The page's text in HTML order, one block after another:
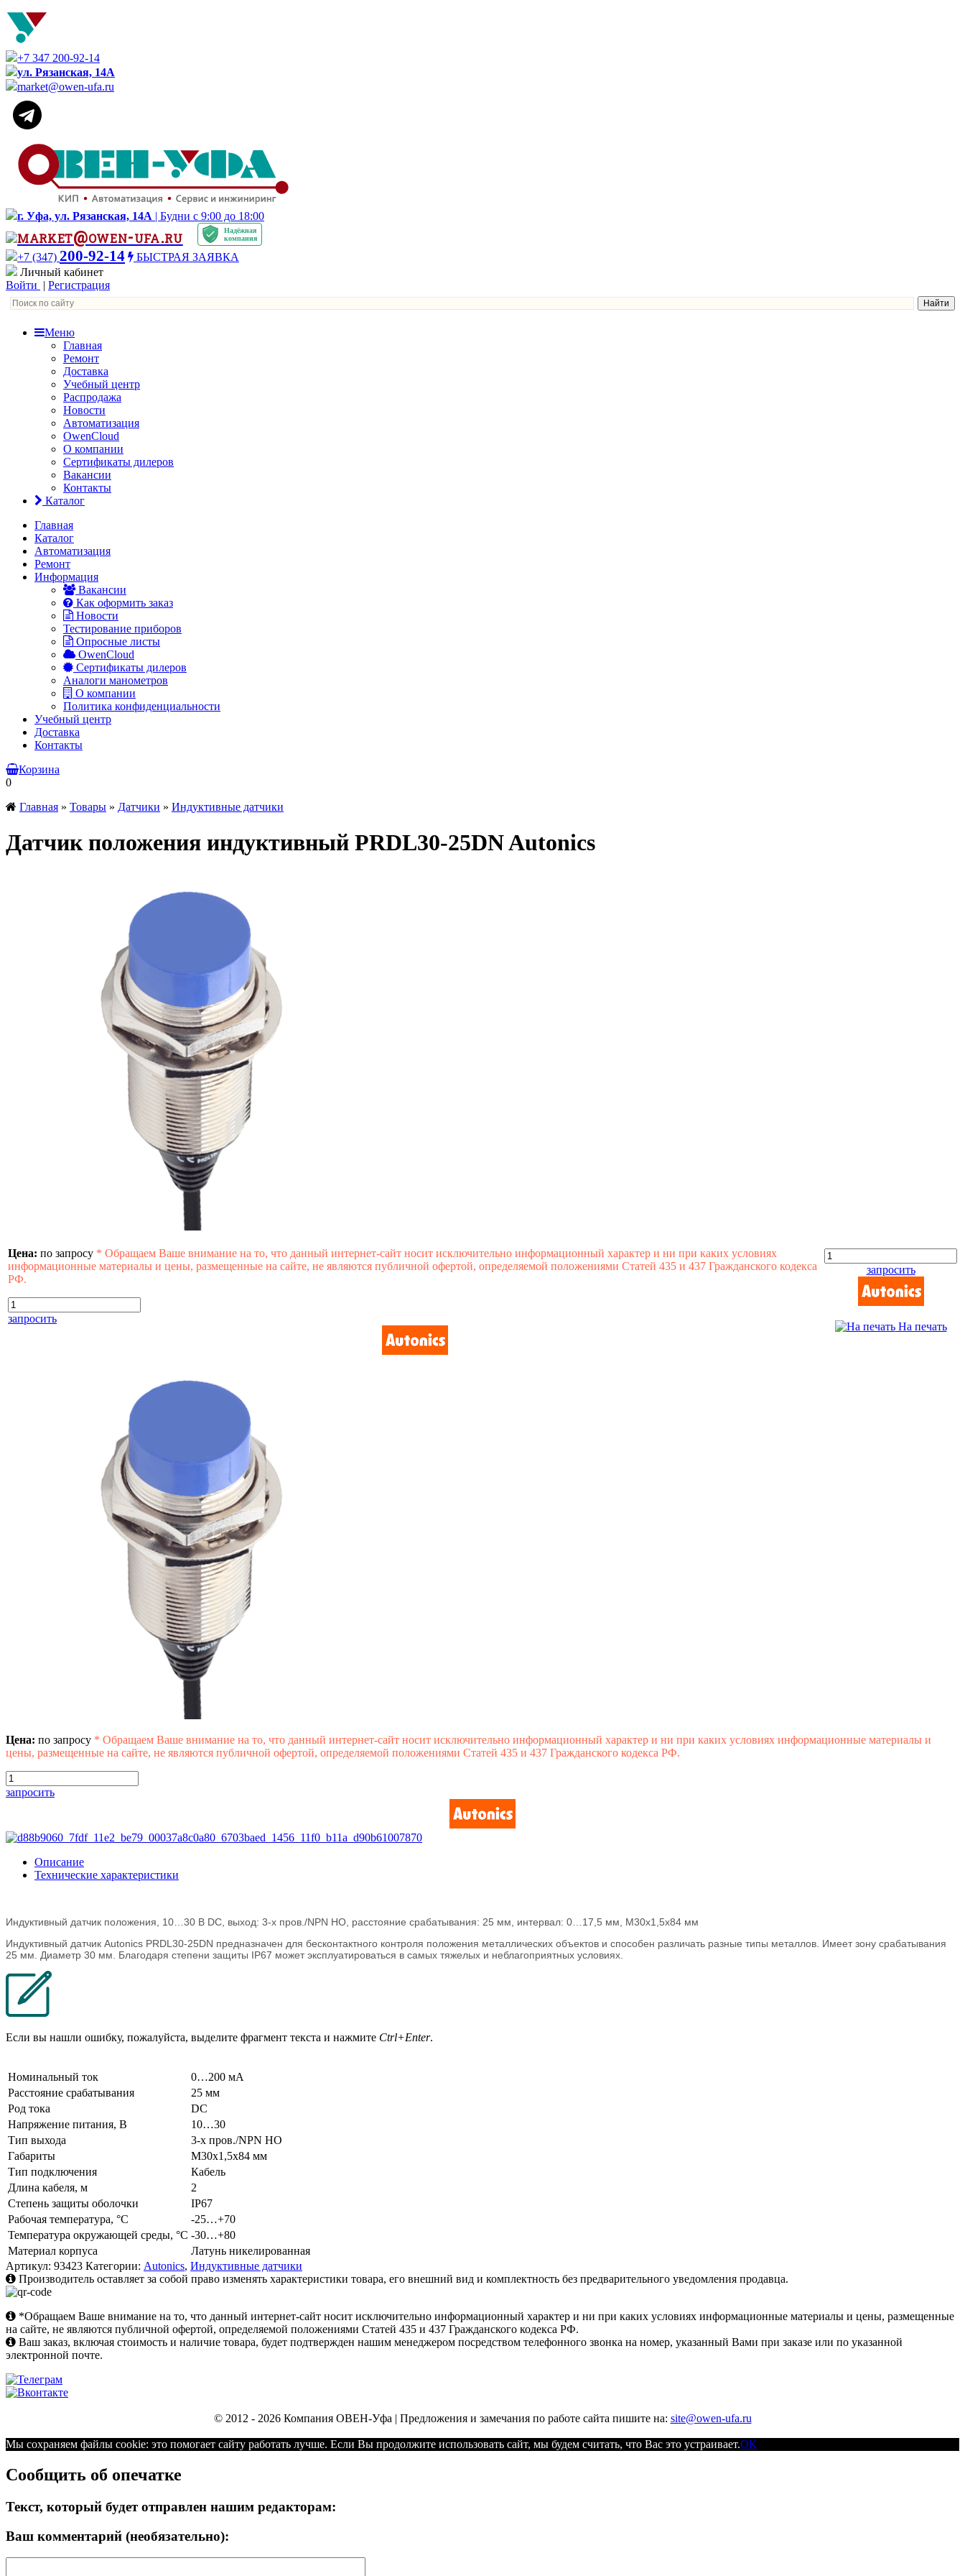
+7 347 200-92-14
ул. Рязанская, 14А
market@owen-ufa.ru
г. Уфа, ул. Рязанская, 14А | Будни с 9:00 до 18:00
market@owen-ufa.ru
Надёжная
компания
+7 (347) 200-92-14
БЫСТРАЯ ЗАЯВКА
Личный кабинет
Войти | Регистрация
Меню
Главная
Ремонт
Доставка
Учебный центр
Распродажа
Новости
Автоматизация
OwenCloud
О компании
Сертификаты дилеров
Вакансии
Контакты
Каталог
Главная
Каталог
Автоматизация
Ремонт
Информация
Вакансии
Как оформить заказ
Новости
Тестирование приборов
Опросные листы
OwenCloud
Сертификаты дилеров
Аналоги манометров
О компании
Политика конфиденциальности
Учебный центр
Доставка
Контакты
Корзина
0
Главная » Товары » Датчики » Индуктивные датчики
Датчик положения индуктивный PRDL30-25DN Autonics
Цена: по запросу * Обращаем Ваше внимание на то, что данный интернет-сайт носит исключительно информационный характер и ни при каких условиях
информационные материалы и цены, размещенные на сайте, не являются публичной офертой, определяемой положениями Статей 435 и 437 Гражданского кодекса
РФ.
запросить
запросить
На печать
Цена: по запросу * Обращаем Ваше внимание на то, что данный интернет-сайт носит исключительно информационный характер и ни при каких условиях информационные материалы и
цены, размещенные на сайте, не являются публичной офертой, определяемой положениями Статей 435 и 437 Гражданского кодекса РФ.
запросить
Описание
Технические характеристики
Индуктивный датчик положения, 10…30 В DC, выход: 3-x пров./NPN НО, расстояние срабатывания: 25 мм, интервал: 0…17,5 мм, М30х1,5х84 мм
Индуктивный датчик Autonics PRDL30-25DN предназначен для бесконтактного контроля положения металлических объектов и способен различать разные типы металлов. Имеет зону срабатывания
25 мм. Диаметр 30 мм. Благодаря степени защиты IP67 может эксплуатироваться в самых тяжелых и неблагоприятных условиях.
Если вы нашли ошибку, пожалуйста, выделите фрагмент текста и нажмите Ctrl+Enter.
Номинальный ток
0…200 мА
Расстояние срабатывания
25 мм
Род тока
DC
Напряжение питания, В
10…30
Тип выхода
3-х пров./NPN НО
Габариты
М30х1,5х84 мм
Тип подключения
Кабель
Длина кабеля, м
2
Степень защиты оболочки
IP67
Рабочая температура, °C
-25…+70
Температура окружающей среды, °C -30…+80
Материал корпуса
Латунь никелированная
Артикул: 93423 Категории: Autonics, Индуктивные датчики
Производитель оставляет за собой право изменять характеристики товара, его внешний вид и комплектность без предварительного уведомления продавца.
*Обращаем Ваше внимание на то, что данный интернет-сайт носит исключительно информационный характер и ни при каких условиях информационные материалы и цены, размещенные
на сайте, не являются публичной офертой, определяемой положениями Статей 435 и 437 Гражданского кодекса РФ.
Ваш заказ, включая стоимость и наличие товара, будет подтвержден нашим менеджером посредством телефонного звонка на номер, указанный Вами при заказе или по указанной
электронной почте.
© 2012 - 2026 Компания ОВЕН-Уфа | Предложения и замечания по работе сайта пишите на: site@owen-ufa.ru
Мы cохраняем файлы cookie: это помогает сайту работать лучше. Если Вы продолжите использовать сайт, мы будем считать, что Вас это устраивает.ОК
Сообщить об опечатке
Текст, который будет отправлен нашим редакторам:
Ваш комментарий (необязательно):